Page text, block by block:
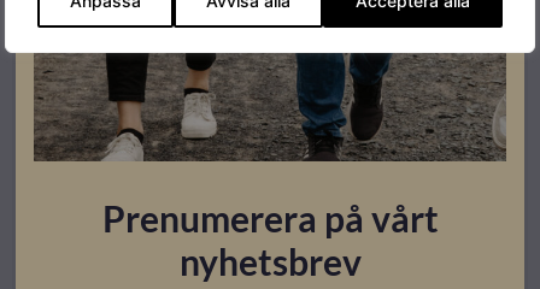
SLUT I LAGER
El & Tillbehör
Artikelnummer: 701060
Prenumerera på vårt
nyhetsbrev